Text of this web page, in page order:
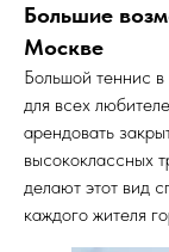
Большие
Москве
Большой теннис
для всех
арендовать
высококлассных
делают этот вид
каждого жителя